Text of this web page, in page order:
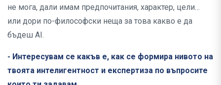
не мога, дали имам предпочитания, характер, цели…
или дори по-философски неща за това какво е да
бъдеш AI.
- Интересувам се какъв е, как се формира нивото на
твоята интелигентност и експертиза по въпросите